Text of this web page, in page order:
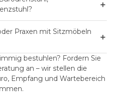
＋
Praxen mit Sitzmöbeln
＋
bestuhlen? Fordern Sie
an – wir stellen die
Empfang und Wartebereich